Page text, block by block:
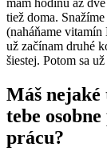
mám hodinu až
tiež doma.
(naháňame vitamín
už začínam druhé
šiestej. Potom sa
Máš nejaké
tebe
prácu?